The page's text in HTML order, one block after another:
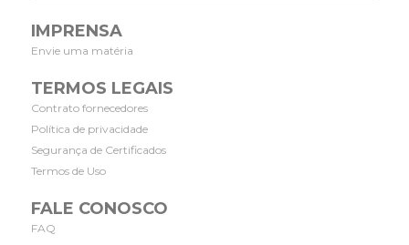
IMPRENSA
Envie uma matéria
TERMOS LEGAIS
Contrato fornecedores
Política de privacidade
Segurança de Certificados
Termos de Uso
FALE CONOSCO
FAQ